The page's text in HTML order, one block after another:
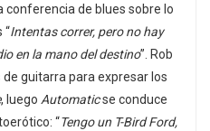
de blues sobre lo
“Intentas correr, pero no hay
en la mano del destino”. Rob
guitarra para expresar los
, luego Automaticse conduce
“Tengo un T-Bird Ford,